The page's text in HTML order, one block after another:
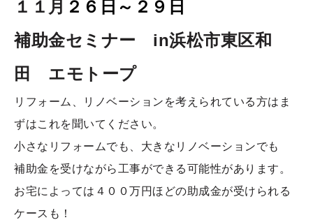
１１月 ２６日～２９日
補助金セミナー in浜松市東区和
田 エモトープ
リフォーム、リノベーションを考えられている方はま
ずはこれを聞いてください。
小さなリフォームでも、大きなリノベーションでも
補助金を受けながら工事ができる可能性があります。
お宅によっては４００万円ほどの助成金が受けられる
ケースも！